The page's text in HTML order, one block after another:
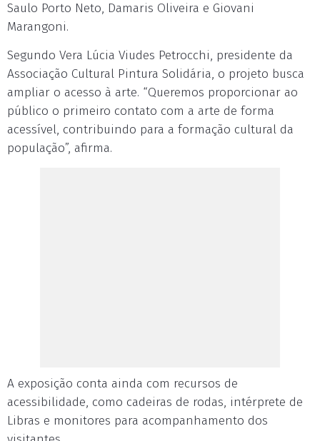
Saulo Porto Neto, Damaris Oliveira e Giovani
Marangoni.
Segundo Vera Lúcia Viudes Petrocchi, presidente da
Associação Cultural Pintura Solidária, o projeto busca
ampliar o acesso à arte. “Queremos proporcionar ao
público o primeiro contato com a arte de forma
acessível, contribuindo para a formação cultural da
população”, afirma.
A exposição conta ainda com recursos de
acessibilidade, como cadeiras de rodas, intérprete de
Libras e monitores para acompanhamento dos